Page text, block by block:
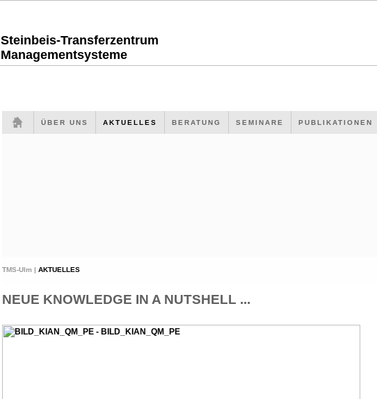
Steinbeis-Transferzentrum
Managementsysteme
ÜBER UNS AKTUELLES BERATUNG SEMINARE PUBLIKATIONEN
TMS-Ulm | AKTUELLES
NEUE KNOWLEDGE IN A NUTSHELL ...